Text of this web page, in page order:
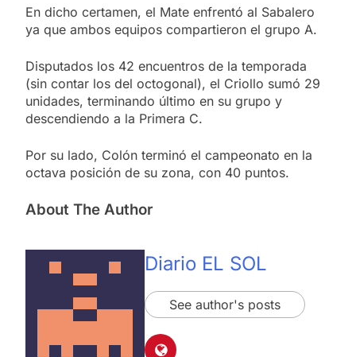
En dicho certamen, el Mate enfrentó al Sabalero
ya que ambos equipos compartieron el grupo A.
Disputados los 42 encuentros de la temporada
(sin contar los del octogonal), el Criollo sumó 29
unidades, terminando último en su grupo y
descendiendo a la Primera C.
Por su lado, Colón terminó el campeonato en la
octava posición de su zona, con 40 puntos.
About The Author
Diario EL SOL
See author's posts